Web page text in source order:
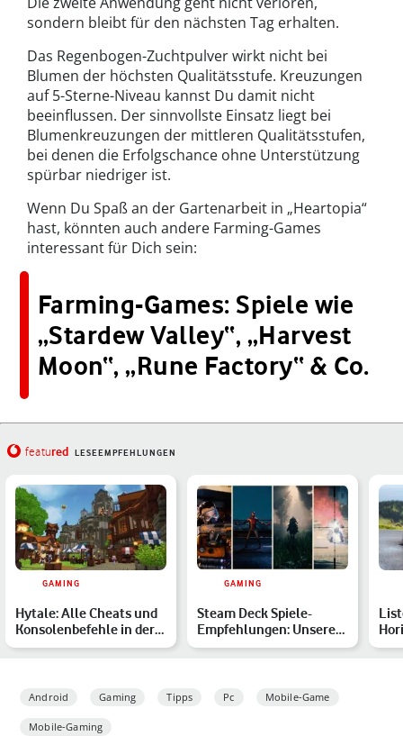
sondern bleibt für den nächsten Tag erhalten.
Das Regenbogen-Zuchtpulver wirkt nicht bei
Blumen der höchsten Qualitätsstufe. Kreuzungen
auf 5-Sterne-Niveau kannst Du damit nicht
beeinflussen. Der sinnvollste Einsatz liegt bei
Blumenkreuzungen der mittleren Qualitätsstufen,
bei denen die Erfolgschance ohne Unterstützung
spürbar niedriger ist.
Wenn Du Spaß an der Gartenarbeit in „Heartopia“
hast, könnten auch andere Farming-Games
interessant für Dich sein:
Farming-Games: Spiele wie
„Stardew Valley“, „Harvest
Moon“, „Rune Factory“ & Co.
featured LESEEMPFEHLUNGEN
GAMING
Hytale: Alle Cheats und
Konsolenbefehle in der
Übersicht
GAMING
Steam Deck Spiele-
Empfehlungen: Unsere
Top 15
Android Gaming Tipps Pc Mobile-Game
Mobile-Gaming